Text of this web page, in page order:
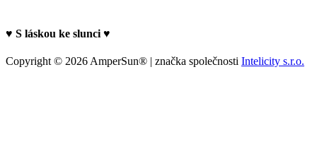
♥ S láskou ke slunci ♥
Copyright © 2026 AmperSun® | značka společnosti Intelicity s.r.o.